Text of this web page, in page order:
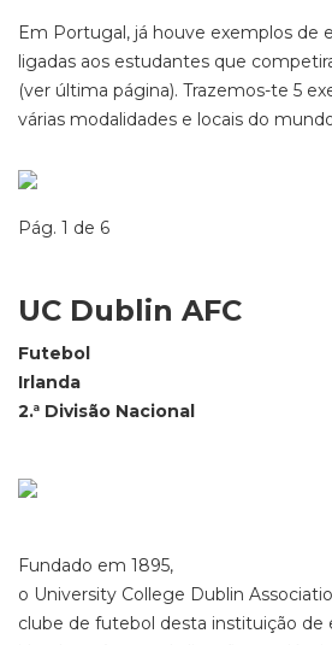
Em Portugal, já houve exemplos de
ligadas aos estudantes que
(ver última página). Trazemos-te 5
várias modalidades e locais do
Pág. 1 de 6
UC Dublin AFC
Futebol
Irlanda
2.ª Divisão Nacional
Fundado em 1895,
o University College Dublin
clube de futebol desta instituição de